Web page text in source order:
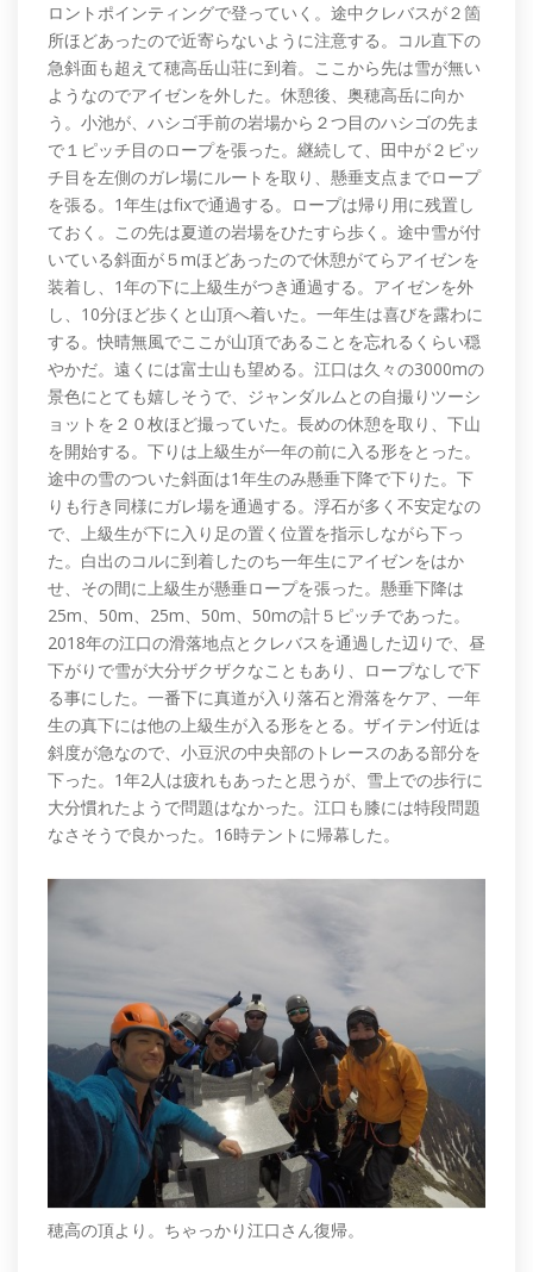
ロントポインティングで登っていく。途中クレバスが２箇
所ほどあったので近寄らないように注意する。コル直下の
急斜面も超えて穂高岳山荘に到着。ここから先は雪が無い
ようなのでアイゼンを外した。休憩後、奥穂高岳に向か
う。小池が、ハシゴ手前の岩場から２つ目のハシゴの先ま
で１ピッチ目のロープを張った。継続して、田中が２ピッ
チ目を左側のガレ場にルートを取り、懸垂支点までロープ
を張る。1年生はfixで通過する。ロープは帰り用に残置し
ておく。この先は夏道の岩場をひたすら歩く。途中雪が付
いている斜面が５mほどあったので休憩がてらアイゼンを
装着し、1年の下に上級生がつき通過する。アイゼンを外
し、10分ほど歩くと山頂へ着いた。一年生は喜びを露わに
する。快晴無風でここが山頂であることを忘れるくらい穏
やかだ。遠くには富士山も望める。江口は久々の3000mの
景色にとても嬉しそうで、ジャンダルムとの自撮りツーシ
ョットを２０枚ほど撮っていた。長めの休憩を取り、下山
を開始する。下りは上級生が一年の前に入る形をとった。
途中の雪のついた斜面は1年生のみ懸垂下降で下りた。下
りも行き同様にガレ場を通過する。浮石が多く不安定なの
で、上級生が下に入り足の置く位置を指示しながら下っ
た。白出のコルに到着したのち一年生にアイゼンをはか
せ、その間に上級生が懸垂ロープを張った。懸垂下降は
25m、50m、25m、50m、50mの計５ピッチであった。
2018年の江口の滑落地点とクレバスを通過した辺りで、昼
下がりで雪が大分ザクザクなこともあり、ロープなしで下
る事にした。一番下に真道が入り落石と滑落をケア、一年
生の真下には他の上級生が入る形をとる。ザイテン付近は
斜度が急なので、小豆沢の中央部のトレースのある部分を
下った。1年2人は疲れもあったと思うが、雪上での歩行に
大分慣れたようで問題はなかった。江口も膝には特段問題
なさそうで良かった。16時テントに帰幕した。
穂高の頂より。ちゃっかり江口さん復帰。